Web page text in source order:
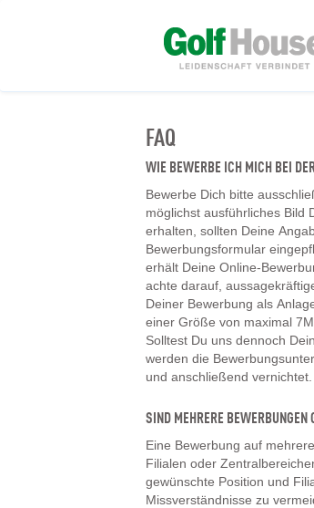
FAQ
WIE BEWERBE ICH MICH BEI
Bewerbe Dich bitte
möglichst ausführliches Bild
erhalten, sollten Deine
Bewerbungsformular
erhält Deine Online-
achte darauf,
Deiner Bewerbung als
einer Größe von maximal
Solltest Du uns dennoch
werden die
und anschließend vernichtet.
SIND MEHRERE BEWERBUNGEN
Eine Bewerbung auf
Filialen oder
gewünschte Position und
Missverständnisse zu